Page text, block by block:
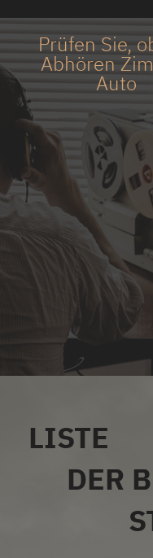
Prüfen Sie,
Abhören
Auto
LISTE
DER